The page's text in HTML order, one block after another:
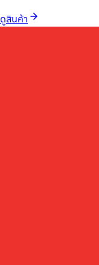
ดูสินค้า